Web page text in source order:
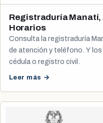
Registraduría
Horarios
Consulta la registraduría
de atención y teléfono. Y
cédula o registro civil.
Leer más →